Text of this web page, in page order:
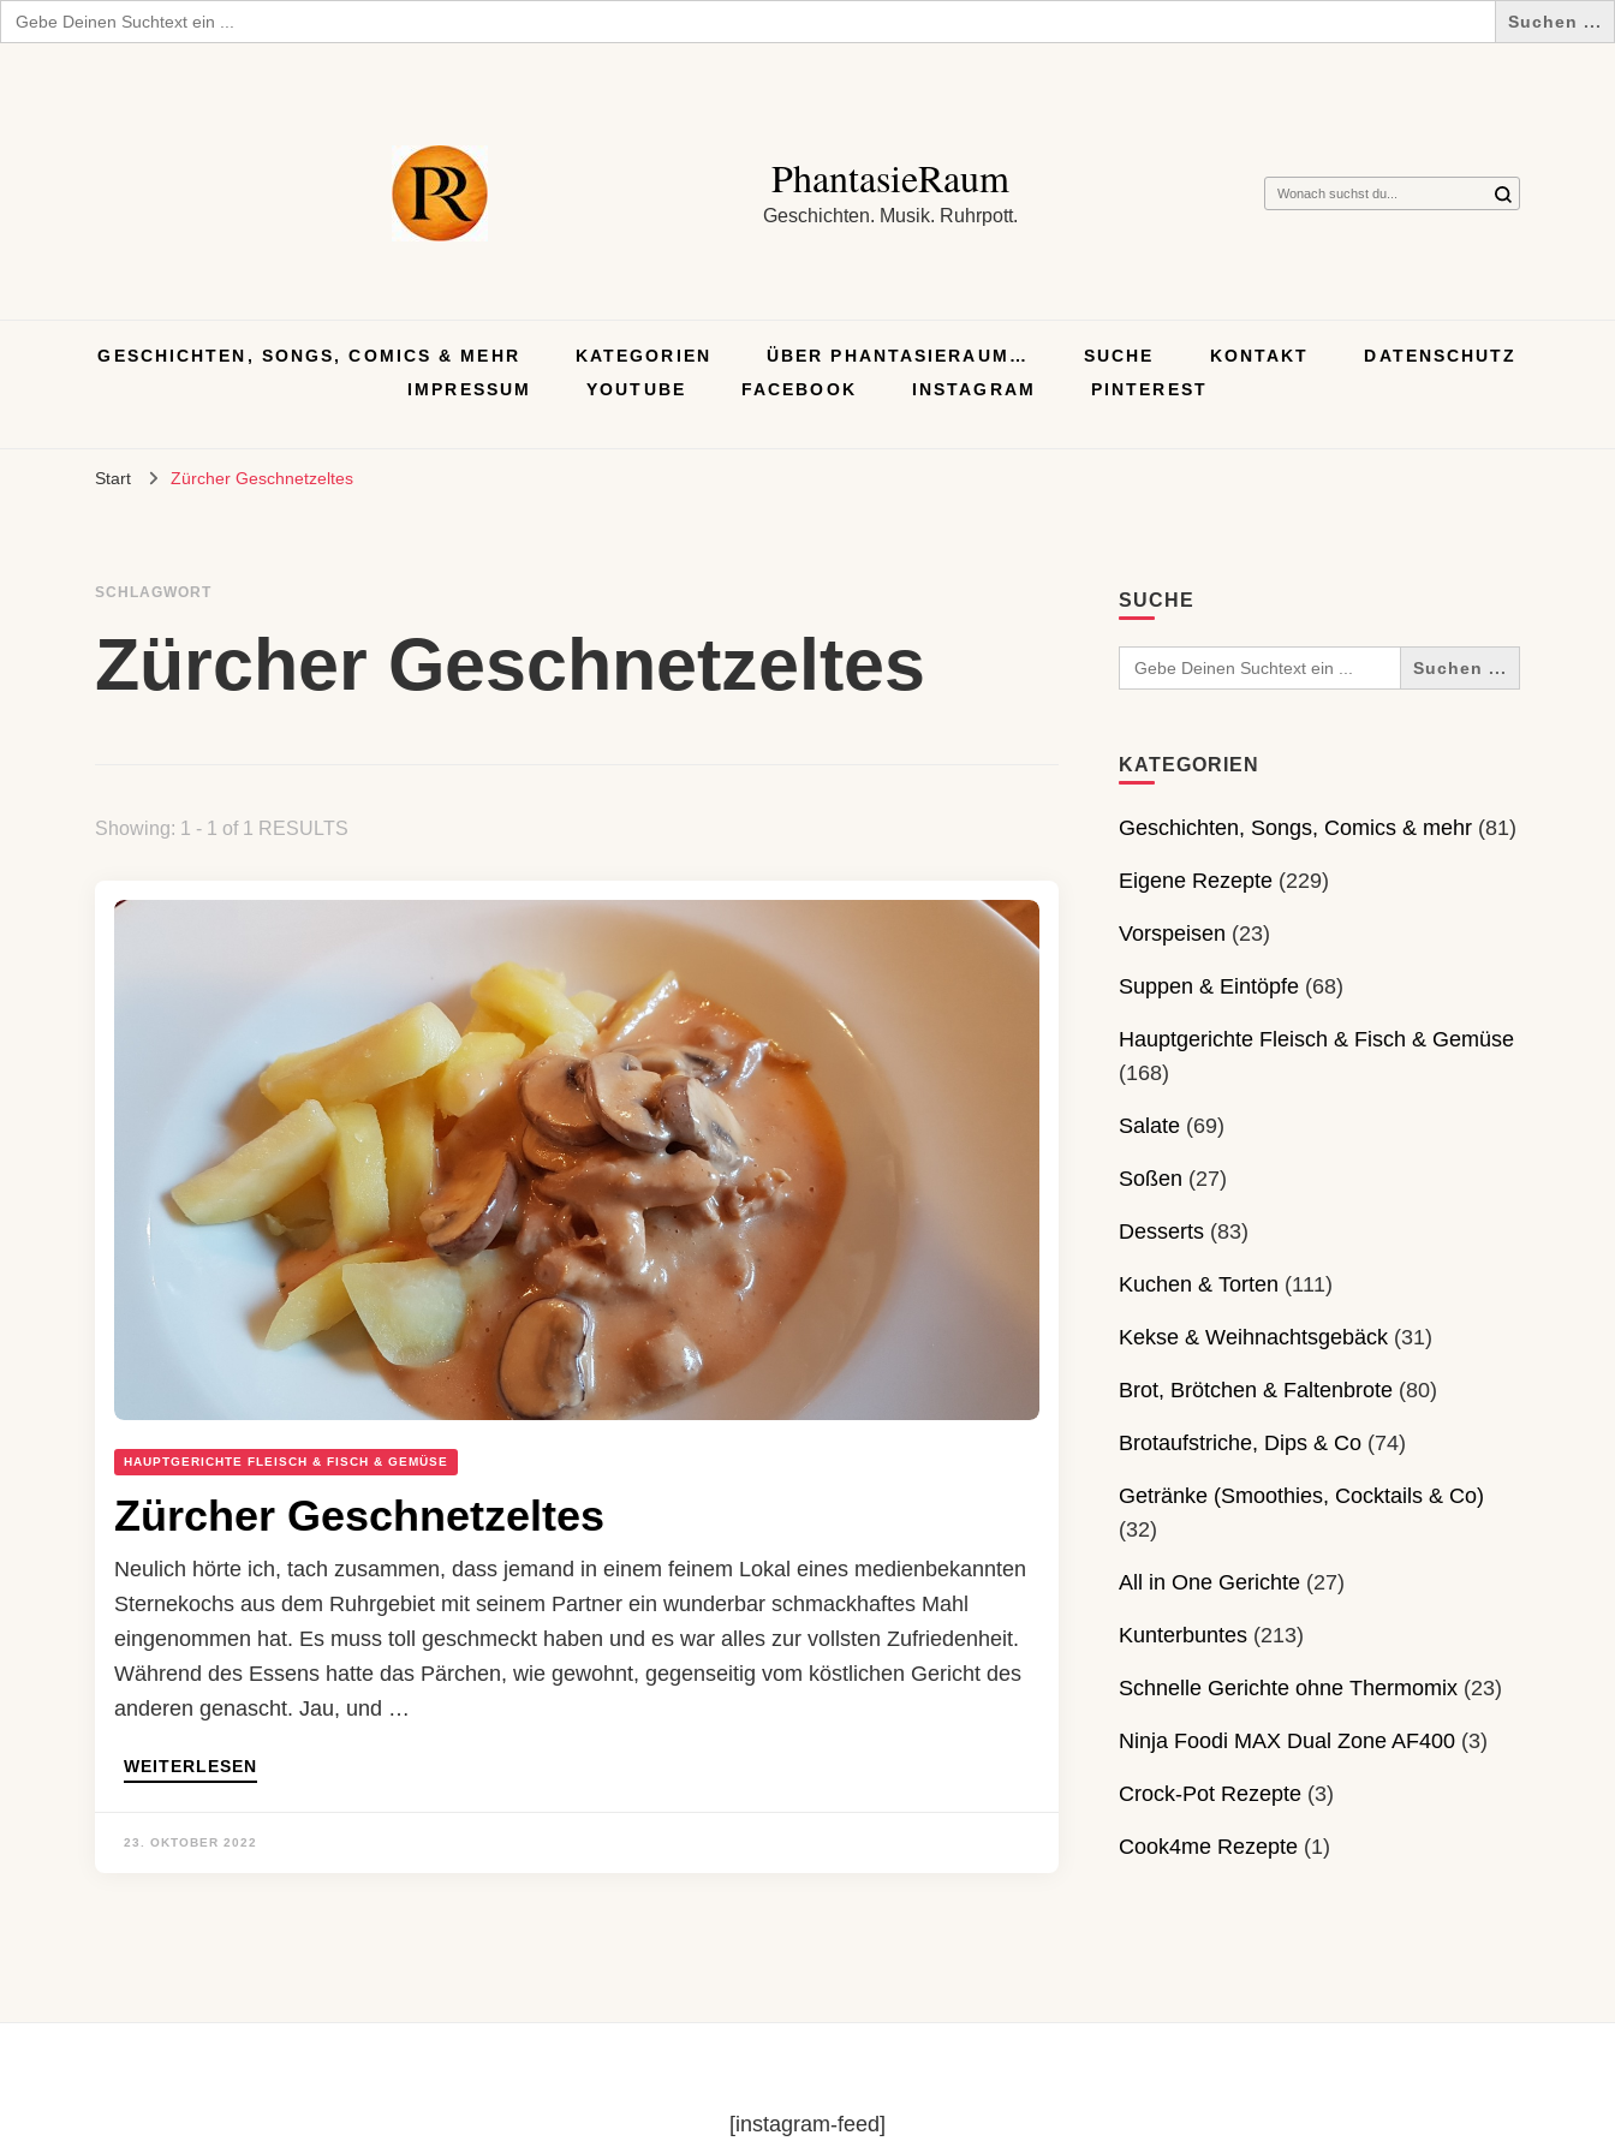
Search
for:
PhantasieRaum
Geschichten. Musik. Ruhrpott.
Suchst
GESCHICHTEN, SONGS, COMICS & MEHR KATEGORIEN ÜBER PHANTASIERAUM… SUCHE KONTAKT
DATENSCHUTZ
IMPRESSUM
YOUTUBE FACEBOOK INSTAGRAM PINTEREST
Start Zürcher Geschnetzeltes
SCHLAGWORT
Zürcher Geschnetzeltes
Showing: 1 - 1 of 1 RESULTS
HAUPTGERICHTE FLEISCH & FISCH & GEMÜSE
Zürcher Geschnetzeltes
Neulich hörte ich, tach zusammen, dass jemand in einem feinem Lokal eines medienbekannten
Sternekochs aus dem Ruhrgebiet mit seinem Partner ein wunderbar schmackhaftes Mahl
eingenommen hat. Es muss toll geschmeckt haben und es war alles zur vollsten Zufriedenheit.
Während des Essens hatte das Pärchen, wie gewohnt, gegenseitig vom köstlichen Gericht des
anderen genascht. Jau, und …
WEITERLESEN
23. OKTOBER 2022
SUCHE
Search
for:
KATEGORIEN
Geschichten, Songs, Comics & mehr(81)
Eigene Rezepte(229)
Vorspeisen (23)
Suppen & Eintöpfe(68)
Hauptgerichte Fleisch & Fisch & Gemüse
(168)
Salate(69)
Soßen (27)
Desserts(83)
Kuchen & Torten (111)
Kekse & Weihnachtsgebäck(31)
Brot, Brötchen & Faltenbrote(80)
Brotaufstriche, Dips & Co(74)
Getränke (Smoothies, Cocktails & Co)
(32)
All in One Gerichte(27)
Kunterbuntes(213)
Schnelle Gerichte ohne Thermomix(23)
Ninja Foodi MAX Dual Zone AF400(3)
Crock-Pot Rezepte(3)
Cook4me Rezepte(1)
[instagram-feed]